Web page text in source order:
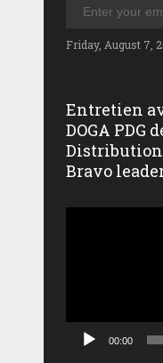
Friday, August 7,
Entretien
DOGA PDG
Bravo
00:00